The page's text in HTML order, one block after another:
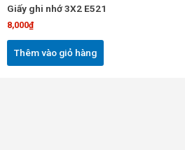
Giấy ghi nhớ 3X2 E521
8,000₫
Thêm vào giỏ hàng